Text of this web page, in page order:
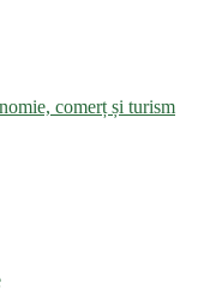
comerț și turism